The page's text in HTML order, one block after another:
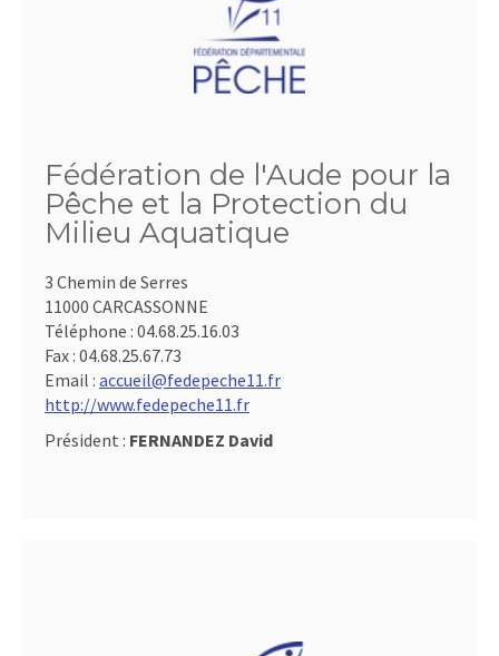
Fédération de l'Aude pour la
Pêche et la Protection du
Milieu Aquatique
3 Chemin de Serres
11000 CARCASSONNE
Téléphone : 04.68.25.16.03
Fax : 04.68.25.67.73
Email : accueil@fedepeche11.fr
http://www.fedepeche11.fr
Président : FERNANDEZ David